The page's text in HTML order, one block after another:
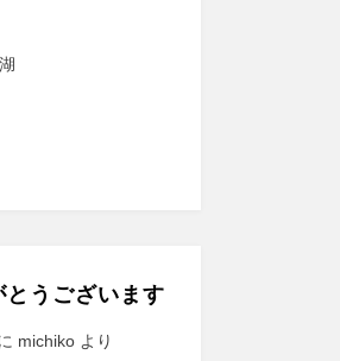
とうございます
michikoより